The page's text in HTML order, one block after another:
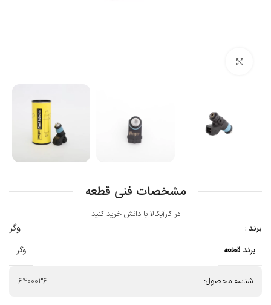
مشخصات فنی قطعه
در کارآیکالا با دانش خرید کنید
برند :
وگر
برند قطعه وگر
شناسه محصول: 6400036